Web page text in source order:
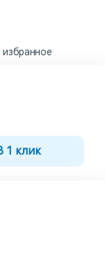
избранное
1 клик